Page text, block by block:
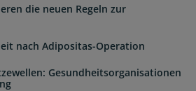
die neuen Regeln zur
nach Adipositas-Operation
Gesundheitsorganisationen